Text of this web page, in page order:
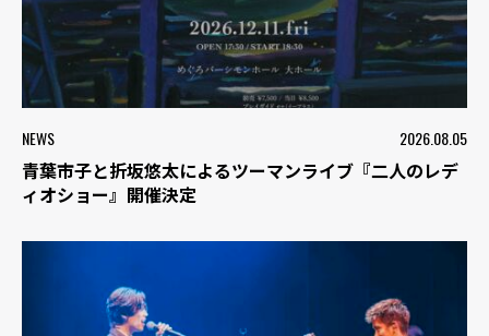
NEWS 2026.08.05
青葉市子と折坂悠太によるツーマンライブ『二人のレデ
ィオショー』開催決定